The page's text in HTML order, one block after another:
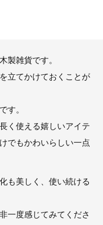
製雑貨です。
立てかけておくことが
す。
く使える嬉しいアイテ
でもかわいらしい一点
も美しく、使い続ける
一度感じてみてくださ